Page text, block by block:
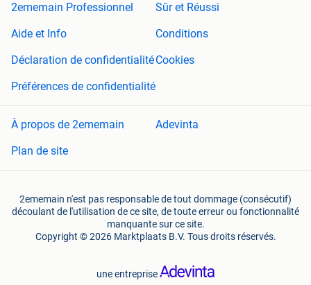
2ememain Professionnel
Sûr et Réussi
Aide et Info
Conditions
Déclaration de confidentialitéCookies
Préférences de confidentialité
À propos de 2ememain
Adevinta
Plan de site
2ememain n'est pas responsable de tout dommage (consécutif)
découlant de l'utilisation de ce site, de toute erreur ou fonctionnalité
manquante sur ce site.
Copyright © 2026 Marktplaats B.V. Tous droits réservés.
une entreprise